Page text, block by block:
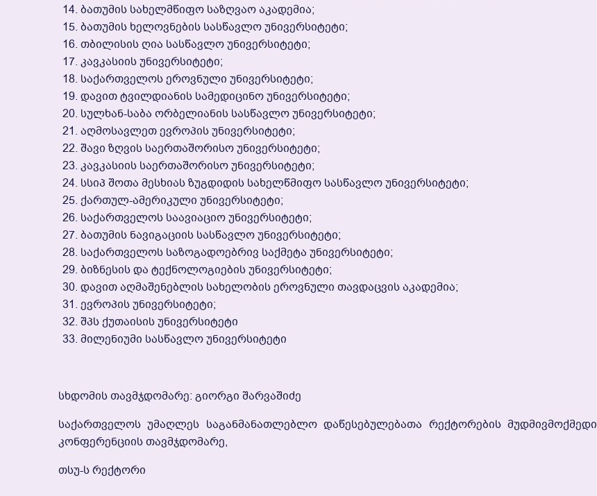
Ბათუმის Სახელმწიფო Საზღვაო Აკადემია;
Ბათუმის Ხელოვნების Სასწავლო Უნივერსიტეტი;
Თბილისის Ღია Სასწავლო Უნივერსიტეტი;
Კავკასიის Უნივერსიტეტი;
Საქართველოს Ეროვნული Უნივერსიტეტი;
Დავით Ტვილდიანის Სამედიცინო Უნივერსიტეტი;
Სულხან-Საბა Ორბელიანის Სასწავლო Უნივერსიტეტი;
Აღმოსავლეთ Ევროპის Უნივერსიტეტი;
Შავი Ზღვის Საერთაშორისო Უნივერსიტეტი;
Კავკასიის Საერთაშორისო Უნივერსიტეტი;
Სსიპ Შოთა Მესხიას Ზუგდიდის Სახელწმიფო Სასწავლო Უნივერსიტეტი;
Ქართულ-Ამერიკული Უნივერსიტეტი;
Საქართველოს Საავიაციო Უნივერსიტეტი;
Ბათუმის Ნავიგაციის Სასწავლო Უნივერსიტეტი;
Საქართველოს Საზოგადოებრივ Საქმეტა Უნივერსიტეტი;
Ბიზნესის Და Ტექნოლოგიების Უნივერსიტეტი;
Დავით Აღმაშენებლის Სახელობის Ეროვნული Თავდაცვის Აკადემია;
Ევროპის Უნივერსიტეტი;
Შპს Ქუთაისის Უნივერსიტეტი
Მილენიუმი Სასწავლო Უნივერსიტეტი
Სხდომის Თავმჯდომარე: Გიორგი Შარვაშიძე
Საქართველოს Უმაღლეს Საგანმანათლებლო Დაწესებულებათა Რექტორების Მუდმივმოქმედი
Კონფერენციის Თავმჯდომარე,
Თსუ-Ს Რექტორი